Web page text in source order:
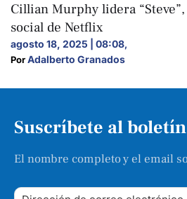
Cillian Murphy lidera
social de Netflix
agosto 18, 2025 | 08:08,
Por Adalberto Granados
Suscríbete al boletín
El nombre completo y el email